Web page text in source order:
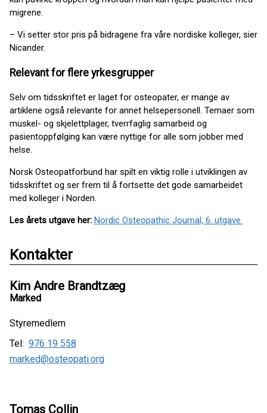
migrene.
– Vi setter stor pris på bidragene fra våre nordiske kolleger, sier
Nicander.
Relevant for flere yrkesgrupper
Selv om tidsskriftet er laget for osteopater, er mange av
artiklene også relevante for annet helsepersonell. Temaer som
muskel- og skjelettplager, tverrfaglig samarbeid og
pasientoppfølging kan være nyttige for alle som jobber med
helse.
Norsk Osteopatforbund har spilt en viktig rolle i utviklingen av
tidsskriftet og ser frem til å fortsette det gode samarbeidet
med kolleger i Norden.
Les årets utgave her: Nordic Osteopathic Journal, 6. utgave.
Kontakter
Kim Andre Brandtzæg
Marked
Styremedlem
Tel: 976 19 558
marked@osteopati.org
Tomas Collin